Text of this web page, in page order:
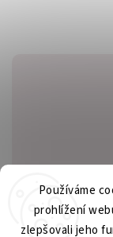
Používáme
prohlížení
zlepšovali jeho